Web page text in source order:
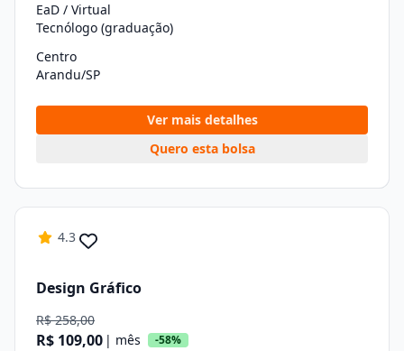
EaD / Virtual
Tecnólogo (graduação)
Centro
Arandu/SP
Ver mais detalhes
Quero esta bolsa
4.3
Design Gráfico
R$ 258,00
R$ 109,00 | mês -58%